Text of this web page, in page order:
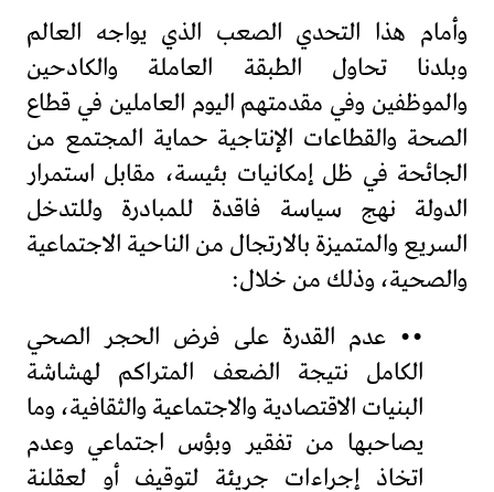
وأمام هذا التحدي الصعب الذي يواجه العالم
وبلدنا تحاول الطبقة العاملة والكادحين
والموظفين وفي مقدمتهم اليوم العاملين في قطاع
الصحة والقطاعات الإنتاجية حماية المجتمع من
الجائحة في ظل إمكانيات بئيسة، مقابل استمرار
الدولة نهج سياسة فاقدة للمبادرة وللتدخل
السريع والمتميزة بالارتجال من الناحية الاجتماعية
والصحية، وذلك من خلال:
•• عدم القدرة على فرض الحجر الصحي
الكامل نتيجة الضعف المتراكم لهشاشة
البنيات الاقتصادية والاجتماعية والثقافية، وما
يصاحبها من تفقير وبؤس اجتماعي وعدم
اتخاذ إجراءات جريئة لتوقيف أو لعقلنة